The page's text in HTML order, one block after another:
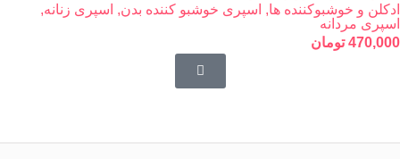
ادکلن و خوشبوکننده ها, اسپری خوشبو کننده بدن, اسپری زنانه,
اسپری مردانه
470,000 تومان